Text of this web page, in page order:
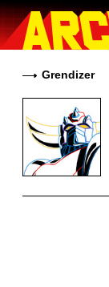
Grendizer